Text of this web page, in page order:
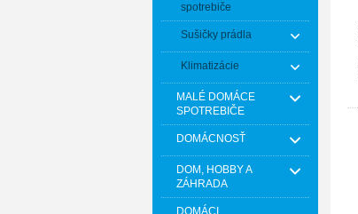
spotrebiče
Sušičky prádla
Klimatizácie
MALÉ DOMÁCE
SPOTREBIČE
DOMÁCNOSŤ
DOM, HOBBY A
ZÁHRADA
DOMÁCI